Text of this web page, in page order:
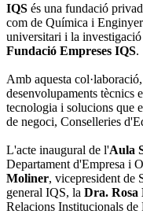
IQS és una fundació
com de Química i
universitari i la investigació
Fundació Empreses IQS.
Amb aquesta
desenvolupaments tècnics
tecnologia i solucions que
de negoci, Conselleries
L'acte inaugural de l'Aula
Departament d'Empresa i
Moliner, vicepresident de
general IQS, la Dra. Rosa
Relacions Institucionals de